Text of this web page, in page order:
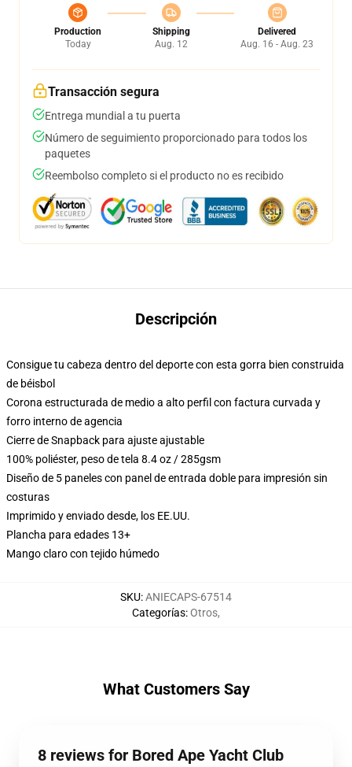
Production
Today
Shipping
Aug. 12
Delivered
Aug. 16 - Aug. 23
Transacción segura
Entrega mundial a tu puerta
Número de seguimiento proporcionado para todos los
paquetes
Reembolso completo si el producto no es recibido
Descripción
Consigue tu cabeza dentro del deporte con esta gorra bien construida
de béisbol
Corona estructurada de medio a alto perfil con factura curvada y
forro interno de agencia
Cierre de Snapback para ajuste ajustable
100% poliéster, peso de tela 8.4 oz / 285gsm
Diseño de 5 paneles con panel de entrada doble para impresión sin
costuras
Imprimido y enviado desde, los EE.UU.
Plancha para edades 13+
Mango claro con tejido húmedo
SKU:ANIECAPS-67514
Categorías:Otros,
What Customers Say
8 reviews for Bored Ape Yacht Club